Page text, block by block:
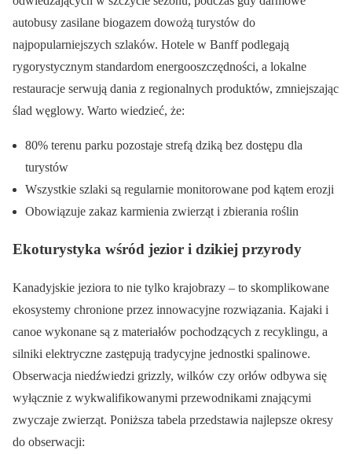
autobusy zasilane biogazem dowożą turystów do
najpopularniejszych szlaków. Hotele w Banff podlegają
rygorystycznym standardom energooszczędności, a lokalne
restauracje serwują dania z regionalnych produktów, zmniejszając
ślad węglowy. Warto wiedzieć, że:
80% terenu parku pozostaje strefą dziką bez dostępu dla
turystów
Wszystkie szlaki są regularnie monitorowane pod kątem erozji
Obowiązuje zakaz karmienia zwierząt i zbierania roślin
Ekoturystyka wśród jezior i dzikiej przyrody
Kanadyjskie jeziora to nie tylko krajobrazy – to skomplikowane
ekosystemy chronione przez innowacyjne rozwiązania. Kajaki i
canoe wykonane są z materiałów pochodzących z recyklingu, a
silniki elektryczne zastępują tradycyjne jednostki spalinowe.
Obserwacja niedźwiedzi grizzly, wilków czy orłów odbywa się
wyłącznie z wykwalifikowanymi przewodnikami znającymi
zwyczaje zwierząt. Poniższa tabela przedstawia najlepsze okresy
do obserwacji: